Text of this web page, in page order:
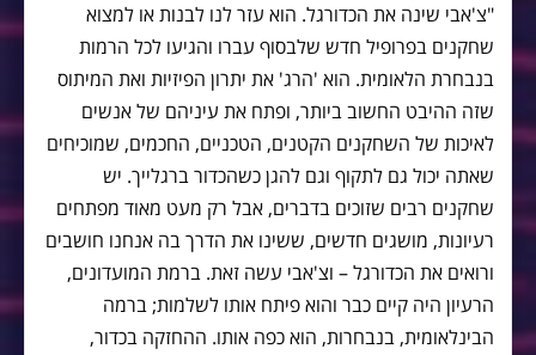
"צ'אבי שינה את הכדורגל. הוא עזר לנו לבנות או למצוא
שחקנים בפרופיל חדש שלבסוף עברו והגיעו לכל הרמות
בנבחרת הלאומית. הוא 'הרג' את יתרון הפיזיות ואת המיתוס
שזה ההיבט החשוב ביותר, ופתח את עיניהם של אנשים
לאיכות של השחקנים הקטנים, הטכניים, החכמים, שמוכיחים
שאתה יכול גם לתקוף וגם להגן כשהכדור ברגלייך. יש
שחקנים רבים שזוכים בדברים, אבל רק מעט מאוד מפתחים
רעיונות, מושגים חדשים, ששינו את הדרך בה אנחנו חושבים
ורואים את הכדורגל – וצ'אבי עשה זאת. ברמת המועדונים,
הרעיון היה קיים כבר והוא פיתח אותו לשלמות; ברמה
הבינלאומית, בנבחרות, הוא כפה אותו. ההחזקה בכדור,